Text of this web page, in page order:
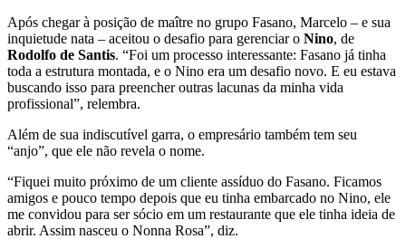
Após chegar à posição de maître no grupo Fasano, Marcelo – e sua
inquietude nata – aceitou o desafio para gerenciar o Nino, de
Rodolfo de Santis. “Foi um processo interessante: Fasano já tinha
toda a estrutura montada, e o Nino era um desafio novo. E eu estava
buscando isso para preencher outras lacunas da minha vida
profissional”, relembra.
Além de sua indiscutível garra, o empresário também tem seu
“anjo”, que ele não revela o nome.
“Fiquei muito próximo de um cliente assíduo do Fasano. Ficamos
amigos e pouco tempo depois que eu tinha embarcado no Nino, ele
me convidou para ser sócio em um restaurante que ele tinha ideia de
abrir. Assim nasceu o Nonna Rosa”, diz.